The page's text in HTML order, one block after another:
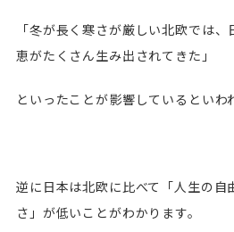
「冬が長く寒さが厳しい北欧では
恵がたくさん生み出されてきた」
といったことが影響しているといわ
逆に日本は北欧に比べて「人生の自
さ」が低いことがわかります。